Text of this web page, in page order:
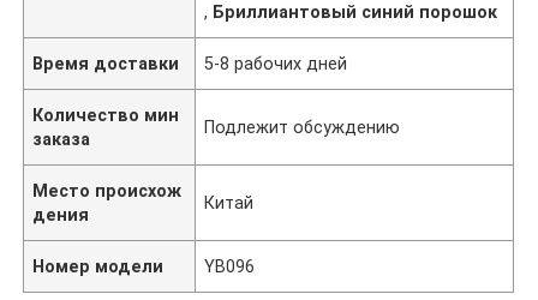
, Бриллиантовый синий порошок
Время доставки 5-8 рабочих дней
Количество мин
заказа
Подлежит обсуждению
Место происхож
дения
Китай
Номер модели YB096